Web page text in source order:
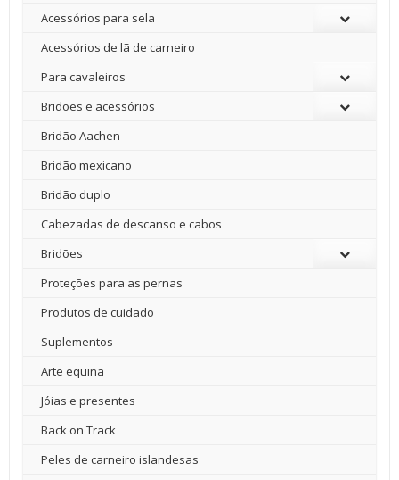
Acessórios para sela
Acessórios de lã de carneiro
Para cavaleiros
Bridões e acessórios
Bridão Aachen
Bridão mexicano
Bridão duplo
Cabezadas de descanso e cabos
Bridões
Proteções para as pernas
Produtos de cuidado
Suplementos
Arte equina
Jóias e presentes
Back on Track
Peles de carneiro islandesas